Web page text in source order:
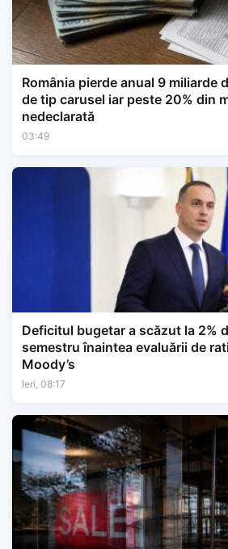
România pierde anual 9 miliarde
de tip carusel iar peste 20% din
nedeclarată
03:49
Deficitul bugetar a scăzut la 2%
semestru înaintea evaluării de
Moody’s
Ieri, 08:17